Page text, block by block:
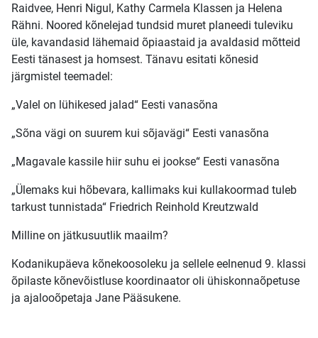
Raidvee, Henri Nigul, Kathy Carmela Klassen ja Helena
Rähni. Noored kõnelejad tundsid muret planeedi tuleviku
üle, kavandasid lähemaid õpiaastaid ja avaldasid mõtteid
Eesti tänasest ja homsest. Tänavu esitati kõnesid
järgmistel teemadel:
„Valel on lühikesed jalad“ Eesti vanasõna
„Sõna vägi on suurem kui sõjavägi“ Eesti vanasõna
„Magavale kassile hiir suhu ei jookse“ Eesti vanasõna
„Ülemaks kui hõbevara, kallimaks kui kullakoormad tuleb
tarkust tunnistada“ Friedrich Reinhold Kreutzwald
Milline on jätkusuutlik maailm?
Kodanikupäeva kõnekoosoleku ja sellele eelnenud 9. klassi
õpilaste kõnevõistluse koordinaator oli ühiskonnaõpetuse
ja ajalooõpetaja Jane Pääsukene.